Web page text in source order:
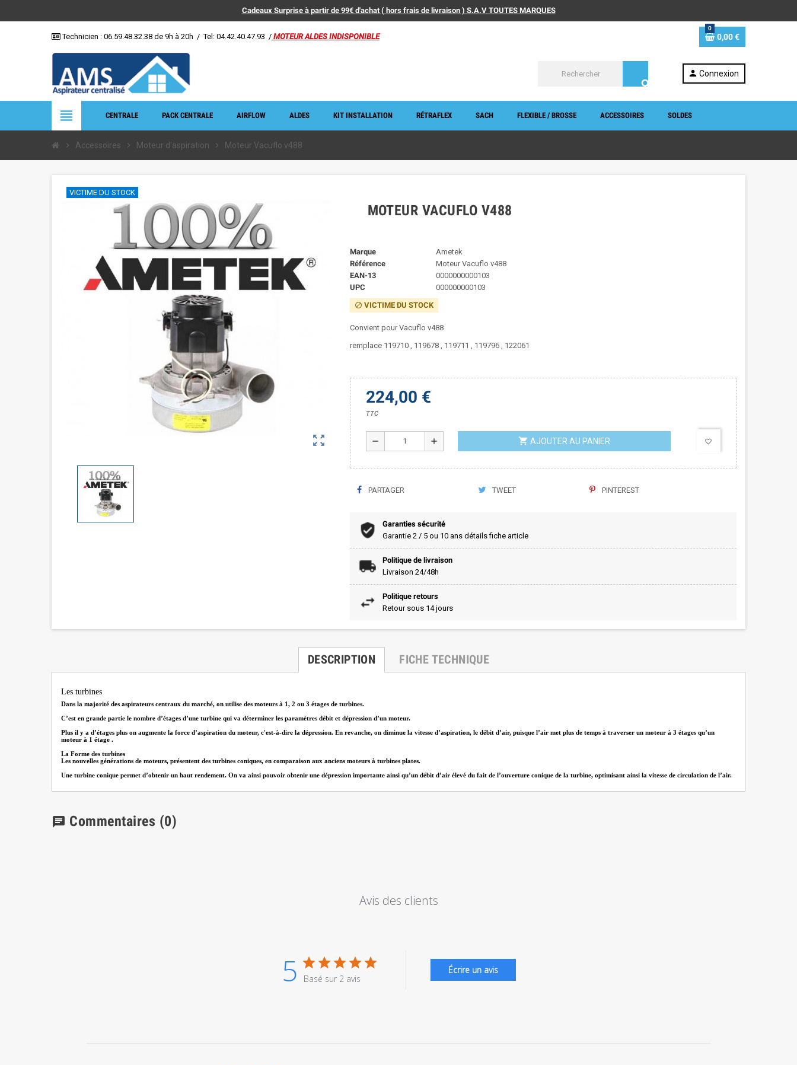
Cadeaux Surprise à partir de 99€ d'achat ( hors frais de livraison ) S.A.V TOUTES MARQUES
Technicien : 06.59.48.32.38 de 9h à 20h / Tel: 04.42.40.47.93 / MOTEUR ALDES INDISPONIBLE
0
0,00 €
search
person Connexion
view_headline CENTRALE PACK CENTRALE AIRFLOW ALDES KIT INSTALLATION RÉTRAFLEX SACH FLEXIBLE / BROSSE ACCESSOIRES SOLDES
chevron_right Accessoires chevron_right Moteur d'aspiration chevron_right Moteur Vacuflo v488
zoom_out_map
VICTIME DU STOCK
MOTEUR VACUFLO V488
Marque
Ametek
Référence
Moteur Vacuflo v488
EAN-13
0000000000103
UPC
000000000103
block VICTIME DU STOCK
Convient pour Vacuflo v488
remplace 119710 , 119678 , 119711 , 119796 , 122061
224,00 €
TTC
remove add shopping_cart AJOUTER AU PANIER favorite_border
PARTAGER TWEET PINTEREST
Garanties sécurité
Garantie 2 / 5 ou 10 ans détails fiche article
Politique de livraison
Livraison 24/48h
Politique retours
Retour sous 14 jours
DESCRIPTION FICHE TECHNIQUE
Les turbines
Dans la majorité des aspirateurs centraux du marché, on utilise des moteurs à 1, 2 ou 3 étages de turbines.
C’est en grande partie le nombre d’étages d’une turbine qui va déterminer les paramètres débit et dépression d’un moteur.
Plus il y a d’étages plus on augmente la force d’aspiration du moteur, c'est-à-dire la dépression. En revanche, on diminue la vitesse d’aspiration, le débit d’air, puisque l’air met plus de temps à traverser un moteur à 3 étages qu’un
moteur à 1 étage .
La Forme des turbines
Les nouvelles générations de moteurs, présentent des turbines coniques, en comparaison aux anciens moteurs à turbines plates.
Une turbine conique permet d’obtenir un haut rendement. On va ainsi pouvoir obtenir une dépression importante ainsi qu’un débit d’air élevé du fait de l’ouverture conique de la turbine, optimisant ainsi la vitesse de circulation de l’air.
chat Commentaires (0)
Avis des clients
5 Basé sur 2 avis
Écrire un avis